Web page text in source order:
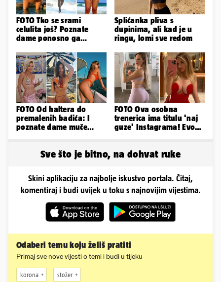
FOTO Tko se srami
celulita još? Poznate
dame ponosno ga
obline
Splićanka pliva s
dupinima, ali kad je u
ringu, lomi sve redom
FOTO Od haltera do
premalenih badića: I
poznate dame muče
FOTO Ova osobna
trenerica ima titulu 'naj
guze' Instagrama! Evo
Sve što je bitno, na dohvat ruke
Skini aplikaciju za najbolje iskustvo portala. Čitaj,
komentiraj i budi uvijek u toku s najnovijim vijestima.
Odaberi temu koju želiš pratiti
Primaj sve nove vijesti o temi i budi u tijeku
korona stožer